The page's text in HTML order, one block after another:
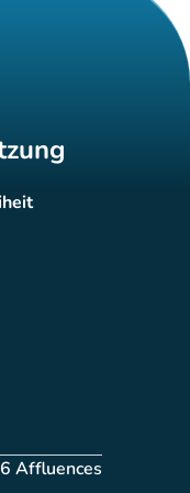
Affluences